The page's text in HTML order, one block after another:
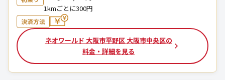
1kmごとに300円
決済方法
ネオワールド 大阪市平野区 大阪市中央区の
料金・詳細を見る